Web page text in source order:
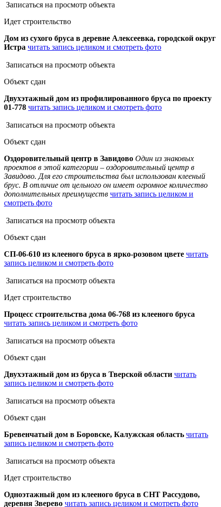
Записаться на просмотр объекта
Идет строительство
Дом из сухого бруса в деревне Алексеевка, городской округ
Истра читать запись целиком и смотреть фото
Записаться на просмотр объекта
Объект сдан
Двухэтажный дом из профилированного бруса по проекту
01-778 читать запись целиком и смотреть фото
Записаться на просмотр объекта
Объект сдан
Оздоровительный центр в Завидово Один из знаковых
проектов в этой категории – оздоровительный центр в
Завидово. Для его строительства был использован клееный
брус. В отличие от цельного он имеет огромное количество
дополнительных преимуществ читать запись целиком и
смотреть фото
Записаться на просмотр объекта
Объект сдан
СП-06-610 из клееного бруса в ярко-розовом цвете читать
запись целиком и смотреть фото
Записаться на просмотр объекта
Идет строительство
Процесс строительства дома 06-768 из клееного бруса
читать запись целиком и смотреть фото
Записаться на просмотр объекта
Объект сдан
Двухэтажный дом из бруса в Тверской области читать
запись целиком и смотреть фото
Записаться на просмотр объекта
Объект сдан
Бревенчатый дом в Боровске, Калужская область читать
запись целиком и смотреть фото
Записаться на просмотр объекта
Идет строительство
Одноэтажный дом из клееного бруса в СНТ Рассудово,
деревня Зверево читать запись целиком и смотреть фото